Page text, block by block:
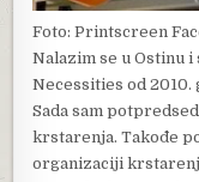
Foto: Printscreen
Nalazim se u Ostinu i
Necessities od 2010.
Sada sam
krstarenja. Takođe
organizaciji